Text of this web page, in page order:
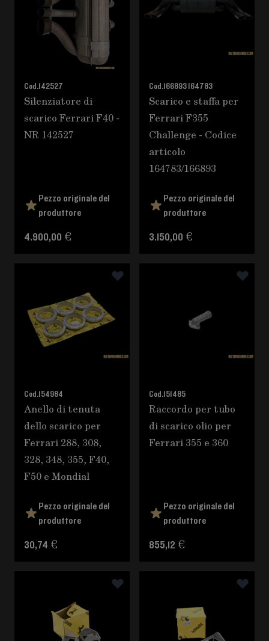
Cod.142527
Silenziatore di
scarico Ferrari F40 -
NR 142527
Pezzo originale del
produttore
4.900,00 €
Cod.166893 164783
Scarico e staffa per
Ferrari F355
Challenge - Codice
articolo
164783/166893
Pezzo originale del
produttore
3.150,00 €
Cod.154984
Anello di tenuta
dello scarico per
Ferrari 288, 308,
328, 348, 355, F40,
F50 e Mondial
Pezzo originale del
produttore
30,74 €
Cod.151485
Raccordo per tubo
di scarico olio per
Ferrari 355 e 360
Pezzo originale del
produttore
855,12 €